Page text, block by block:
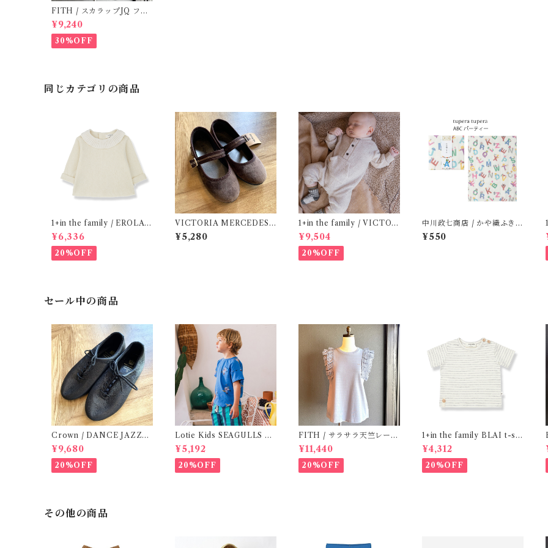
FITH / スカラップJQ フレ
ンチスリーブTシャツ (Blac
k) / Size 1・2
¥9,240
30%OFF
同じカテゴリの商品
1+in the family / EROLA (
24m )
¥6,336
20%OFF
VICTORIA MERCEDES (
29-34 / Testa )
¥5,280
1+in the family / VICTOR
( 12m )
¥9,504
20%OFF
中川政七商店 / かや織ふきん
( tupera tupera ABCパー
ティー)
¥550
セール中の商品
Crown / DANCE JAZZ
(3:22cm / 6:24-24,5 ) Bla
ck
¥9,680
20%OFF
Lotie Kids SEAGULLS Te
e (12m- 8Y)
¥5,192
20%OFF
FITH / サラサラ天竺レース
Tシャツ (BL) / 145・155
¥11,440
20%OFF
1+in the family BLAI t-shi
rt (Grey)
¥4,312
20%OFF
その他の商品